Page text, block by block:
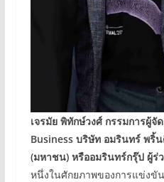
เจรมัย พิทักษ์วงศ์ กรรมการผู้จั
Business บริษัท อมรินทร์ พริ้
(มหาชน) หรืออมรินทร์กรุ๊ป ผู้ร่
หนึ่งในศักยภาพของการแข่งขั